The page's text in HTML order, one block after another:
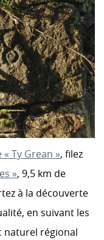
Ty Grean », filez
», 9,5 km de
à la découverte
en suivant les
naturel régional